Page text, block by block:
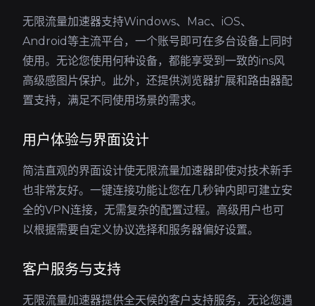
无限流量加速器支持Windows、Mac、iOS、
Android等主流平台，一个账号即可在多台设备上同时
使用。无论您使用何种设备，都能享受到一致的ins风
高级感图片保护。此外，还提供浏览器扩展和路由器配
置支持，满足不同使用场景的需求。
用户体验与界面设计
简洁直观的界面设计使无限流量加速器即使对技术新手
也非常友好。一键连接功能让您在几秒钟内即可建立安
全的VPN连接，无需复杂的配置过程。高级用户也可
以根据需要自定义协议选择和服务器偏好设置。
客户服务与支持
无限流量加速器提供全天候的客户支持服务，无论您遇